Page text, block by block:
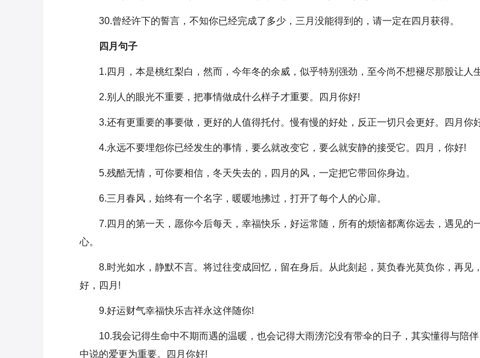
30.曾经许下的誓言，不知你已经完成了多少，三月没能得到的，请一定在四月获得。
四月句子
1.四月，本是桃红梨白，然而，今年冬的余威，似乎特别强劲，至今尚不想褪尽那股让人
2.别人的眼光不重要，把事情做成什么样子才重要。四月你好!
3.还有更重要的事要做，更好的人值得托付。慢有慢的好处，反正一切只会更好。四月你
4.永远不要埋怨你已经发生的事情，要么就改变它，要么就安静的接受它。四月，你好!
5.残酷无情，可你要相信，冬天失去的，四月的风，一定把它带回你身边。
6.三月春风，始终有一个名字，暖暖地拂过，打开了每个人的心扉。
7.四月的第一天，愿你今后每天，幸福快乐，好运常随，所有的烦恼都离你远去，遇见的
心。
8.时光如水，静默不言。将过往变成回忆，留在身后。从此刻起，莫负春光莫负你，再见
好，四月!
9.好运财气幸福快乐吉祥永这伴随你!
10.我会记得生命中不期而遇的温暖，也会记得大雨滂沱没有带伞的日子，其实懂得与陪
中说的爱更为重要。四月你好!